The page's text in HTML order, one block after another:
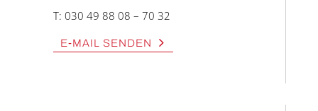
T: 030 49 88 08 – 70 32
E‑MAIL SEN­DEN